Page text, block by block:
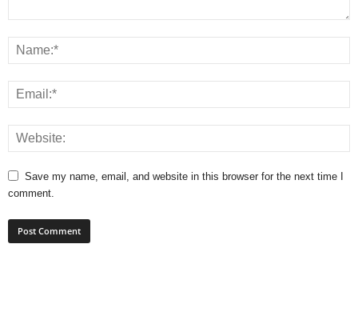
Save my name, email, and website in this browser for the next time I
comment.